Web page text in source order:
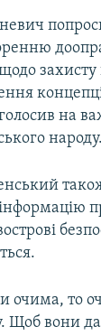
захисту
на
народу.
очима, то
Щоб вони